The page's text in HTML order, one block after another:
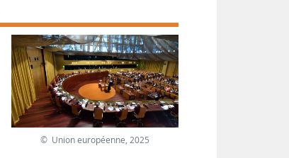
© Union européenne, 2025